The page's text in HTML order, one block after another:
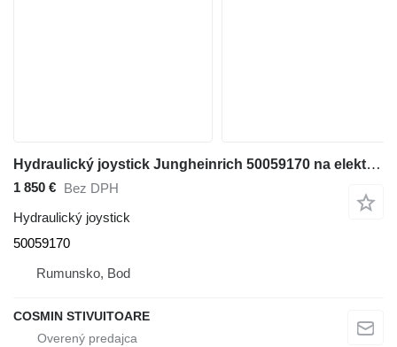
Hydraulický joystick Jungheinrich 50059170 na elektrického vysokozdvižného vozíka
1 850 €
Bez DPH
Hydraulický joystick
50059170
Rumunsko, Bod
COSMIN STIVUITOARE